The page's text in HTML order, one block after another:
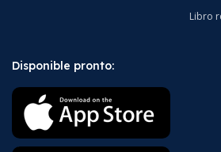
Libro
Disponible pronto: